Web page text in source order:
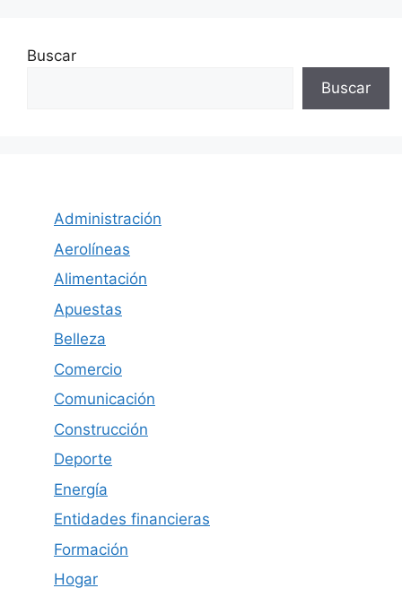
Buscar
Buscar
Administración
Aerolíneas
Alimentación
Apuestas
Belleza
Comercio
Comunicación
Construcción
Deporte
Energía
Entidades financieras
Formación
Hogar